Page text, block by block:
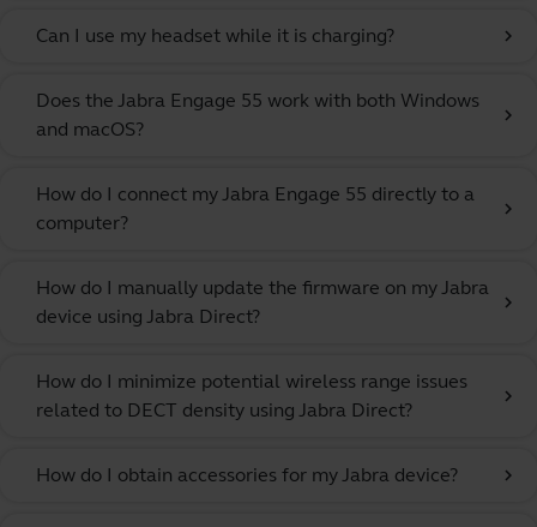
Can I use my headset while it is charging? chevron_right
Does the Jabra Engage 55 work with both Windows
and macOS?
chevron_right
How do I connect my Jabra Engage 55 directly to a
computer?
chevron_right
How do I manually update the firmware on my Jabra
device using Jabra Direct?
chevron_right
How do I minimize potential wireless range issues
related to DECT density using Jabra Direct?
chevron_right
How do I obtain accessories for my Jabra device? chevron_right